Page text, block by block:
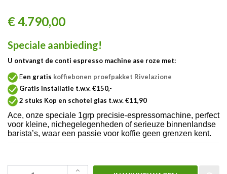
€ 4.790,00
Speciale aanbieding!
U ontvangt de conti espresso machine ase roze met:
Een gratis koffiebonen proefpakket Rivelazione
Gratis installatie t.w.v. €150,-
2 stuks Kop en schotel glas t.w.v. €11,90
Ace, onze speciale 1grp precisie-espressomachine, perfect
voor kleine, nichegelegenheden of serieuze binnenlandse
barista’s, waar een passie voor koffie geen grenzen kent.